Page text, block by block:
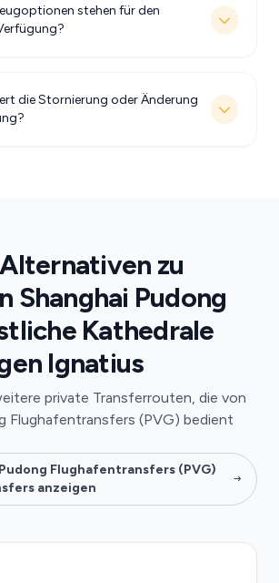
stehen für den
die Stornierung oder Änderung
zu
Shanghai Pudong
Kathedrale
Ignatius
private Transferrouten, die von
Flughafentransfers (PVG) bedient
Flughafentransfers (PVG)
anzeigen